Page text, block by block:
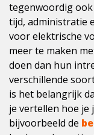
tegenwoordig
tijd, administratie
voor elektrische
meer te maken
doen dan hun
verschillende
is het belangrijk
je vertellen hoe
bijvoorbeeld de